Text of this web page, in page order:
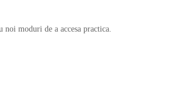
moduri de a accesa practica.